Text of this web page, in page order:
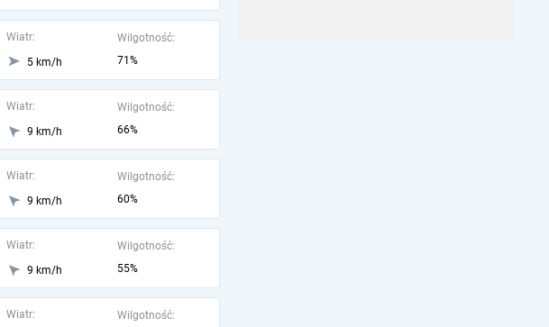
Wiatr:
5 km/h
Wilgotność:
71%
Wiatr:
9 km/h
Wilgotność:
66%
Wiatr:
9 km/h
Wilgotność:
60%
Wiatr:
9 km/h
Wilgotność:
55%
Wiatr:
Wilgotność: